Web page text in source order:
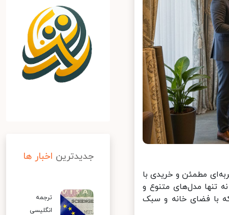
مطمئن و خریدی با
مدل‌های متنوع و
با فضای خانه و سبک
جدیدترین اخبار ها
ترجمه
انگلیسی